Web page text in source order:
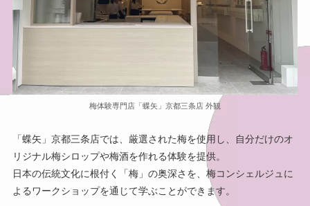
梅体験専門店「蝶矢」京都三条店 外観
「蝶矢」京都三条店では、厳選された梅を使用し、自分だけのオ
リジナル梅シロップや梅酒を作れる体験を提供。
日本の伝統文化に根付く「梅」の奥深さを、梅コンシェルジュに
よるワークショップを通じて学ぶことができます。